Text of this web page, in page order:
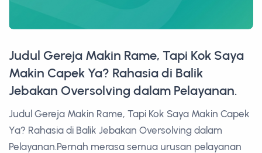
Judul Gereja Makin Rame, Tapi Kok Saya
Makin Capek Ya? Rahasia di Balik
Jebakan Oversolving dalam Pelayanan.
Judul Gereja Makin Rame, Tapi Kok Saya Makin Capek
Ya? Rahasia di Balik Jebakan Oversolving dalam
Pelayanan.Pernah merasa semua urusan pelayanan